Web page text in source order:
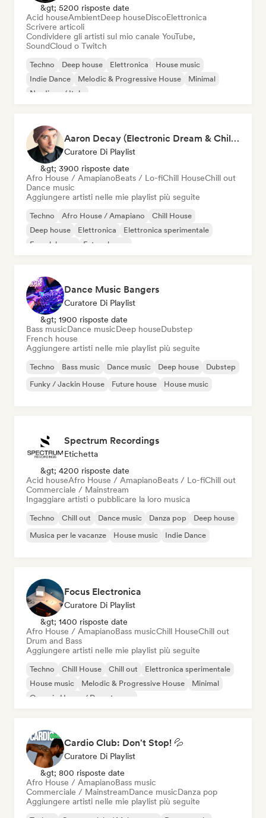
&gt; 5200 risposte date
Acid houseAmbientDeep houseDiscoElettronica
Scrivere articoli
Condividere gli artisti sul mio canale YouTube,
SoundCloud o Twitch
Techno Deep house Elettronica
House music
Indie Dance
Melodic & Progressive House
Minimal
Nu-disco / Italo
Aaron Decay (Electronic Dream & Chill Electronic Dream playlists)
Curatore Di Playlist
&gt; 3900 risposte date
Afro House / AmapianoBeats / Lo-fiChill HouseChill out
Dance music
Aggiungere artisti nelle mie playlist più seguite
Techno Afro House / Amapiano
Chill House
Deep house
Elettronica
Elettronica sperimentale
French house
Future house
Dance Music Bangers
Curatore Di Playlist
&gt; 1900 risposte date
Bass musicDance musicDeep houseDubstep
French house
Aggiungere artisti nelle mie playlist più seguite
Techno Bass music Dance music Deep house
Dubstep
Funky / Jackin House
Future house House music
Spectrum Recordings
Etichetta
&gt; 4200 risposte date
Acid houseAfro House / AmapianoBeats / Lo-fiChill out
Commerciale / Mainstream
Ingaggiare artisti o pubblicare la loro musica
Techno Chill out Dance music Danza pop
Deep house
Musica per le vacanze
House music Indie Dance
Focus Electronica
Curatore Di Playlist
&gt; 1400 risposte date
Afro House / AmapianoBass musicChill HouseChill out
Drum and Bass
Aggiungere artisti nelle mie playlist più seguite
Techno Chill House Chill out
Elettronica sperimentale
House music
Melodic & Progressive House
Minimal
Organic House / Downtempo
Cardio Club: Don't Stop! 💦
Curatore Di Playlist
&gt; 800 risposte date
Afro House / AmapianoBass music
Commerciale / MainstreamDance musicDanza pop
Aggiungere artisti nelle mie playlist più seguite